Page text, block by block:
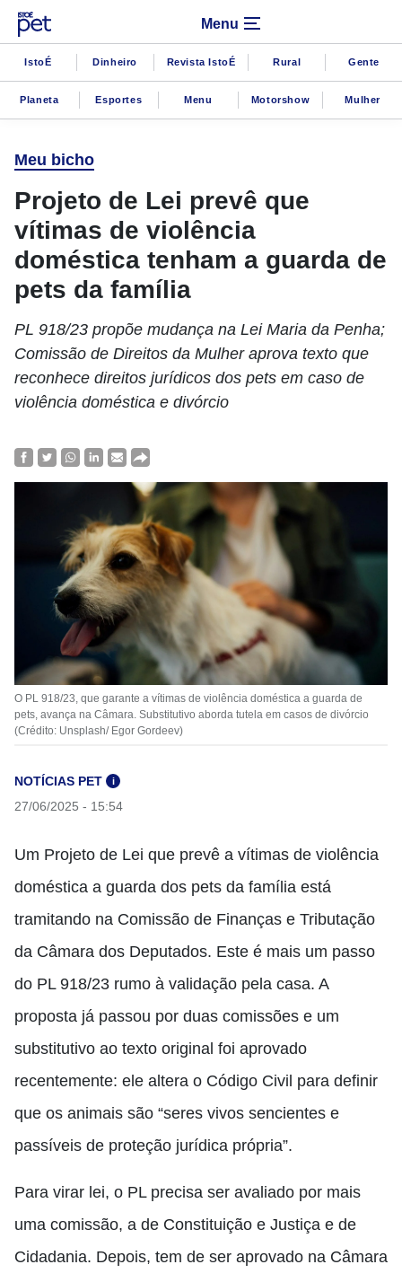
Menu
IstoÉ Dinheiro Revista IstoÉ Rural Gente
Planeta Esportes Menu Motorshow Mulher
Meu bicho
Projeto de Lei prevê que
vítimas de violência
doméstica tenham a guarda de
pets da família
PL 918/23 propõe mudança na Lei Maria da Penha;
Comissão de Direitos da Mulher aprova texto que
reconhece direitos jurídicos dos pets em caso de
violência doméstica e divórcio
O PL 918/23, que garante a vítimas de violência doméstica a guarda de
pets, avança na Câmara. Substitutivo aborda tutela em casos de divórcio
(Crédito: Unsplash/ Egor Gordeev)
NOTÍCIAS PET i
27/06/2025 - 15:54
Um Projeto de Lei que prevê a vítimas de violência
doméstica a guarda dos pets da família está
tramitando na Comissão de Finanças e Tributação
da Câmara dos Deputados. Este é mais um passo
do PL 918/23 rumo à validação pela casa. A
proposta já passou por duas comissões e um
substitutivo ao texto original foi aprovado
recentemente: ele altera o Código Civil para definir
que os animais são “seres vivos sencientes e
passíveis de proteção jurídica própria”.
Para virar lei, o PL precisa ser avaliado por mais
uma comissão, a de Constituição e Justiça e de
Cidadania. Depois, tem de ser aprovado na Câmara